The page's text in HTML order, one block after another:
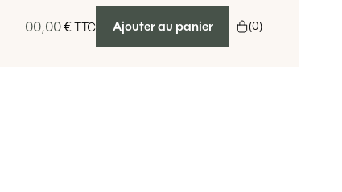
00,00€TTC Ajouter au panier (0)